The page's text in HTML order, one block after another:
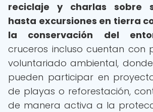
reciclaje y charlas sobre
hasta excursiones en tierra
la conservación del
cruceros incluso cuentan con
voluntariado ambiental,
pueden participar en
de playas o reforestación,
de manera activa a la